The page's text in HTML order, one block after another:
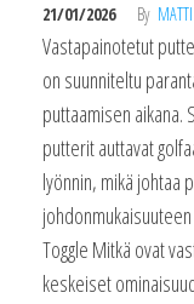
21/01/2026 By
Vastapainotetut
on suunniteltu
puttaamisen aikana.
putterit auttavat
lyönnin, mikä johtaa
Toggle Mitkä ovat
keskeiset